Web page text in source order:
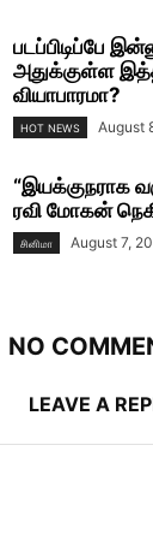
படப்பிடிப்பே
அதுக்குள்ள
வியாபாரமா?
HOT NEWS August
“இயக்குநராக
ரவி மோகன்
சினிமா August 7,
NO
LEAVE A